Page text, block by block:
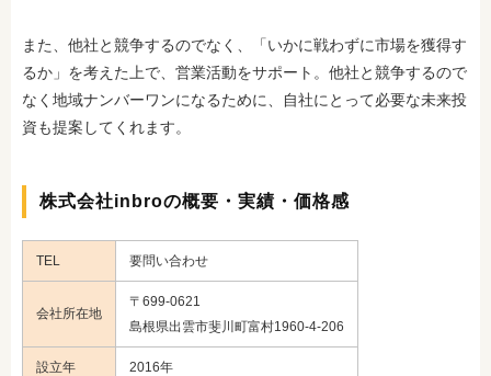
また、他社と競争するのでなく、「いかに戦わずに市場を獲得す
るか」を考えた上で、営業活動をサポート。他社と競争するので
なく地域ナンバーワンになるために、自社にとって必要な未来投
資も提案してくれます。
株式会社inbroの概要・実績・価格感
TEL 要問い合わせ
会社所在地
〒699-0621
島根県出雲市斐川町富村1960-4-206
設立年 2016年